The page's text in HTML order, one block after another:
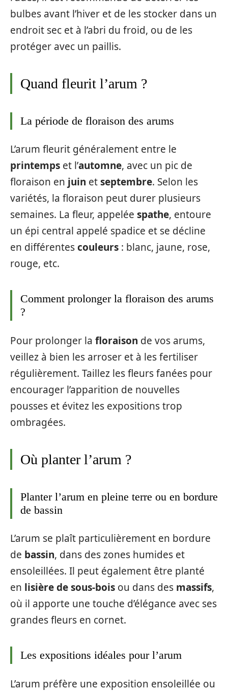
bulbes avant l’hiver et de les stocker dans un
endroit sec et à l’abri du froid, ou de les
protéger avec un paillis.
Quand fleurit l’arum ?
La période de floraison des arums
L’arum fleurit généralement entre le
printemps et l’automne, avec un pic de
floraison en juin etseptembre. Selon les
variétés, la floraison peut durer plusieurs
semaines. La fleur, appelée spathe, entoure
un épi central appelé spadice et se décline
en différentescouleurs : blanc, jaune, rose,
rouge, etc.
Comment prolonger la floraison des arums
?
Pour prolonger la floraison de vos arums,
veillez à bien les arroser et à les fertiliser
régulièrement. Taillez les fleurs fanées pour
encourager l’apparition de nouvelles
pousses et évitez les expositions trop
ombragées.
Où planter l’arum ?
Planter l’arum en pleine terre ou en bordure
de bassin
L’arum se plaît particulièrement en bordure
de bassin, dans des zones humides et
ensoleillées. Il peut également être planté
en lisière de sous-bois ou dans des massifs,
où il apporte une touche d’élégance avec ses
grandes fleurs en cornet.
Les expositions idéales pour l’arum
L’arum préfère une exposition ensoleillée ou